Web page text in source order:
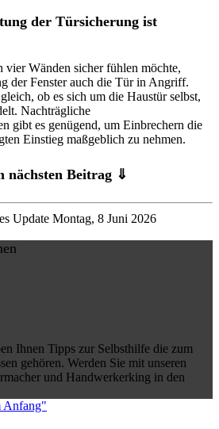
der Türsicherung ist
vier Wänden sicher fühlen möchte,
der Fenster auch die Tür in Angriff.
ob es sich um die Haustür selbst,
Nachträgliche
gibt es genügend, um Einbrechern die
Einstieg maßgeblich zu nehmen.
nächsten Beitrag ⇓
Update Montag, 8 Juni 2026
Ihnen Tipps zur Selbsthilfe die zum
gehören. Werden Sie mit unseren
und Handwerkerking in den
Anfang"